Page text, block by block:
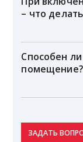
– что
Способен
помещение?
ЗАДАТЬ